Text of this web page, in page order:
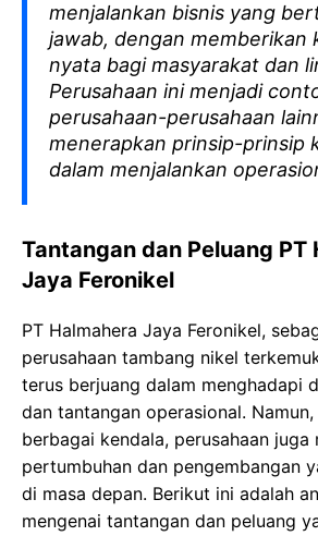
menjalankan bisnis yang
jawab, dengan memberikan
nyata bagi masyarakat dan
Perusahaan ini menjadi
perusahaan-perusahaan
menerapkan prinsip-prinsip
dalam menjalankan
Tantangan dan Peluang PT
Jaya Feronikel
PT Halmahera Jaya Feronikel,
perusahaan tambang nikel
terus berjuang dalam menghadapi
dan tantangan operasional.
berbagai kendala, perusahaan juga
pertumbuhan dan pengembangan
di masa depan. Berikut ini adalah
mengenai tantangan dan peluang